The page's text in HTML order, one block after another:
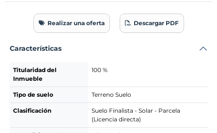
Realizar una oferta Descargar PDF
Características
Titularidad del
Inmueble
100 %
Tipo de suelo Terreno Suelo
Clasificación
Suelo Finalista - Solar - Parcela
(Licencia directa)